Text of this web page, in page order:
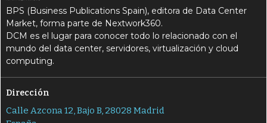
BPS (Business Publications Spain), editora de Data Center
Market, forma parte de Nextwork360.
DCM es el lugar para conocer todo lo relacionado con el
mundo del data center, servidores, virtualización y cloud
computing.
Dirección
Calle Azcona 12, Bajo B, 28028 Madrid